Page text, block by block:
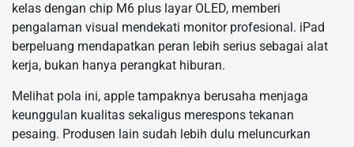
kelas dengan chip M6 plus layar OLED, memberi
pengalaman visual mendekati monitor profesional. iPad
berpeluang mendapatkan peran lebih serius sebagai alat
kerja, bukan hanya perangkat hiburan.
Melihat pola ini, apple tampaknya berusaha menjaga
keunggulan kualitas sekaligus merespons tekanan
pesaing. Produsen lain sudah lebih dulu meluncurkan